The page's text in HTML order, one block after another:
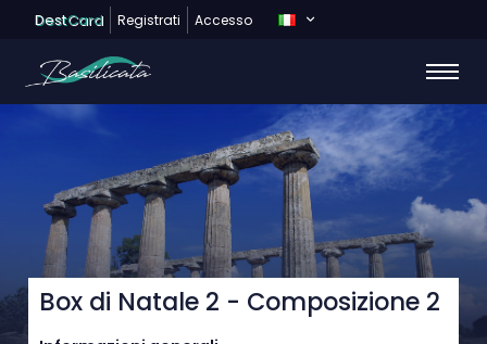
DestCard Registrati Accesso
Box di Natale 2 - Composizione 2